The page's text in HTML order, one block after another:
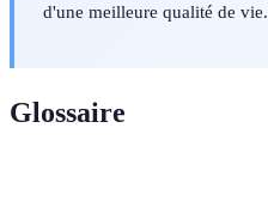
d'une meilleure qualité de vie.
Glossaire